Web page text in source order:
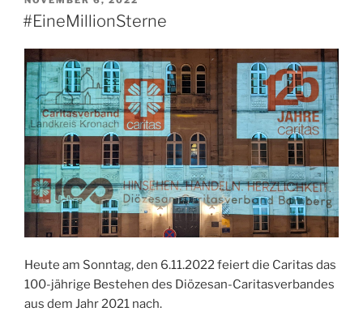
AM
#EineMillionSterne
Heute am Sonntag, den 6.11.2022 feiert die Caritas das
100-jährige Bestehen des Diözesan-Caritasverbandes
aus dem Jahr 2021 nach.